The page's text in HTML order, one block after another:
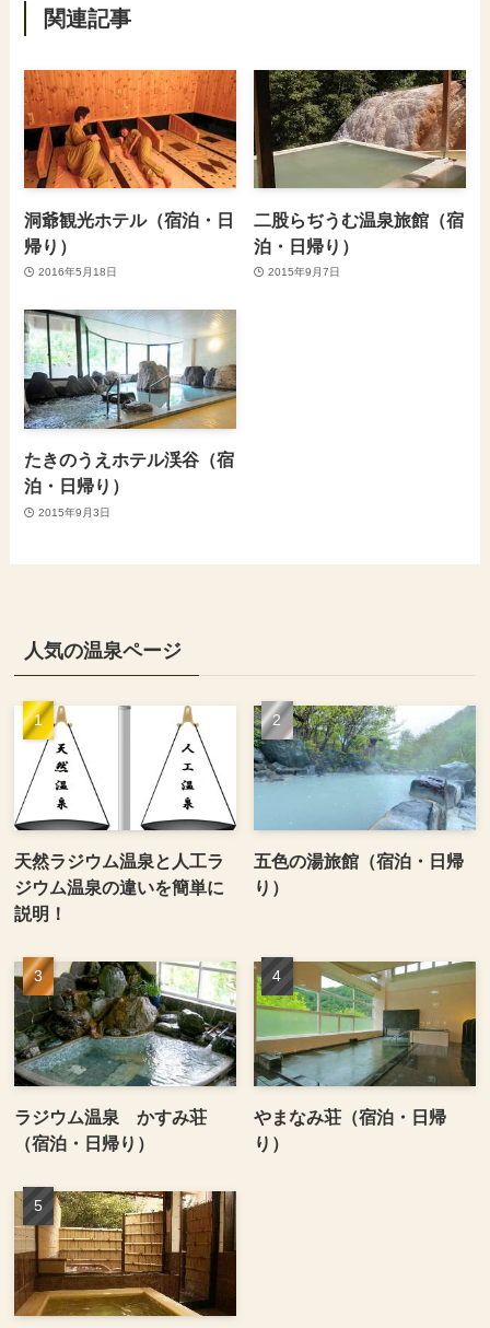
関連記事
洞爺観光ホテル（宿泊・日
帰り）
2016年5月18日
二股らぢうむ温泉旅館（宿
泊・日帰り）
2015年9月7日
たきのうえホテル渓谷（宿
泊・日帰り）
2015年9月3日
人気の温泉ページ
天然ラジウム温泉と人工ラ
ジウム温泉の違いを簡単に
説明！
五色の湯旅館（宿泊・日帰
り）
ラジウム温泉 かすみ荘
（宿泊・日帰り）
やまなみ荘（宿泊・日帰
り）